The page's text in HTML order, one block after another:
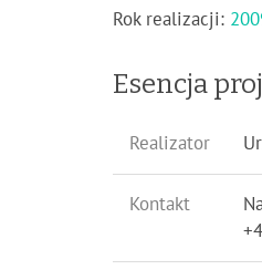
Rok realizacji:
Esencja
Realizator
Kontakt